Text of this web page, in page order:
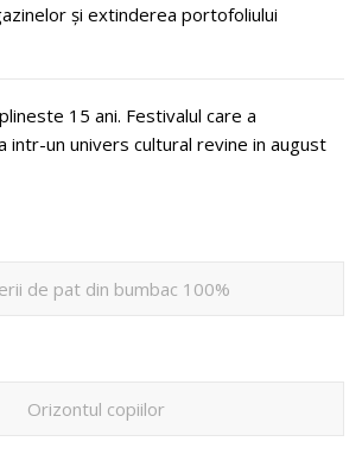
și extinderea portofoliului
15 ani. Festivalul care a
intr-un univers cultural revine in august
de pat din bumbac 100%
Orizontul copiilor